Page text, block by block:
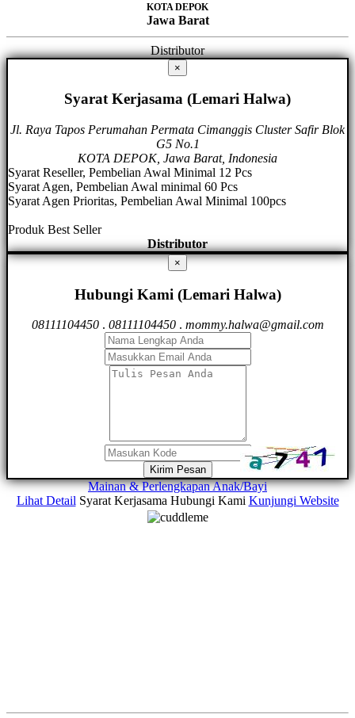
KOTA DEPOK
Jawa Barat
Distributor
×
Syarat Kerjasama (Lemari Halwa)
Jl. Raya Tapos Perumahan Permata Cimanggis Cluster Safir Blok
G5 No.1
KOTA DEPOK, Jawa Barat, Indonesia
Syarat Reseller, Pembelian Awal Minimal 12 Pcs
Syarat Agen, Pembelian Awal minimal 60 Pcs
Syarat Agen Prioritas, Pembelian Awal Minimal 100pcs
Produk Best Seller
Distributor
×
Hubungi Kami (Lemari Halwa)
08111104450. 08111104450. mommy.halwa@gmail.com
Kirim Pesan
Mainan & Perlengkapan Anak/Bayi
Lihat Detail Syarat Kerjasama Hubungi Kami Kunjungi Website